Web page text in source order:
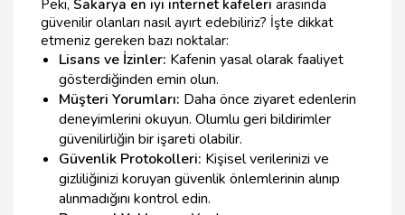
Peki, Sakarya en iyi internet kafeleri arasında
güvenilir olanları nasıl ayırt edebiliriz? İşte dikkat
etmeniz gereken bazı noktalar:
Lisans ve İzinler: Kafenin yasal olarak faaliyet
gösterdiğinden emin olun.
Müşteri Yorumları: Daha önce ziyaret edenlerin
deneyimlerini okuyun. Olumlu geri bildirimler
güvenilirliğin bir işareti olabilir.
Güvenlik Protokolleri: Kişisel verilerinizi ve
gizliliğinizi koruyan güvenlik önlemlerinin alınıp
alınmadığını kontrol edin.